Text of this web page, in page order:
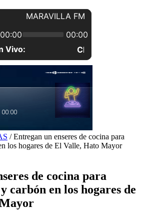
/ Entregan un enseres de cocina para
los hogares de El Valle, Hato Mayor
de cocina para
carbón en los hogares de